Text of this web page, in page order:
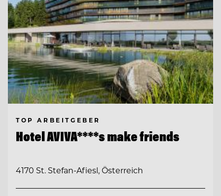
TOP ARBEITGEBER
Hotel AVIVA****s make friends
4170 St. Stefan-Afiesl, Österreich